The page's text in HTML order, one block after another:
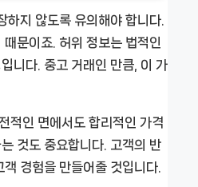
지 않도록 유의해야 합니다.
문이죠. 허위 정보는 법적인
니다. 중고 거래인 만큼, 이 가
적인 면에서도 합리적인 가격
것도 중요합니다. 고객의 반
경험을 만들어줄 것입니다.